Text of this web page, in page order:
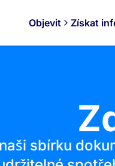
Objevit Získat
sbírku